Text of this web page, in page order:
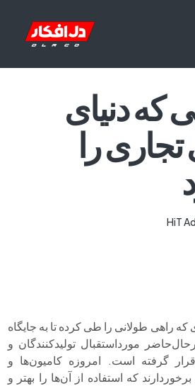
که دنیای
را
HiT
که راهی طولانی را طی کرده تا به جایگاه
مورداستقبال تولیدکنندگان و
گرفته است. امروزه کامیون‌ها و
که استفاده از آن‌ها را بهتر و